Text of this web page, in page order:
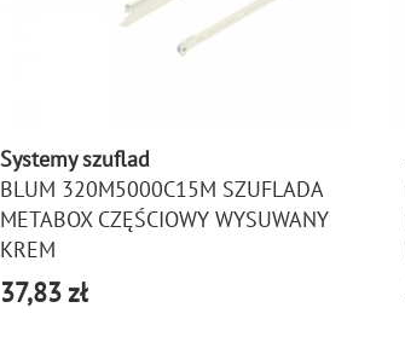
Systemy szuflad
BLUM 320M5000C15M SZUFLADA
METABOX CZĘŚCIOWY WYSUWANY
KREM
37,83 zł